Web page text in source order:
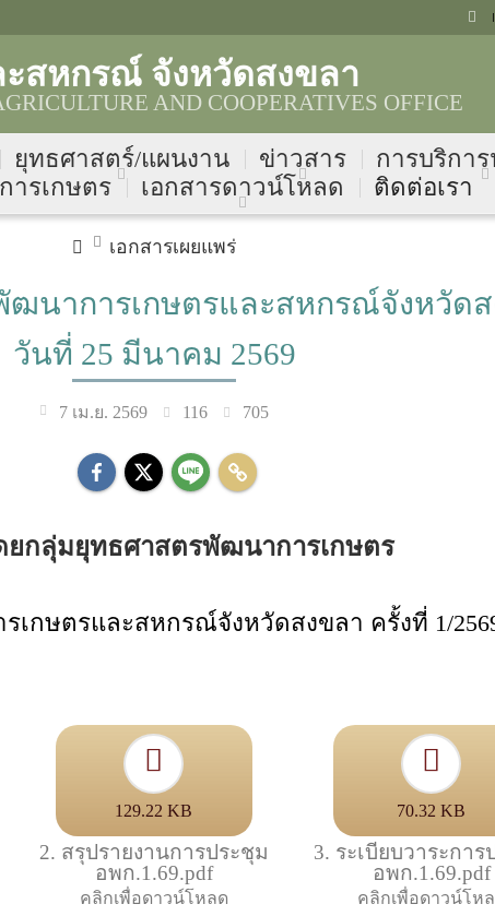
สหกรณ์ จังหวัดสงขลา
AND COOPERATIVES OFFICE
ยุทธศาสตร์/แผนงาน ข่าวสาร
การบริกา
ารเกษตร
เอกสารดาวน์โหลด ติดต่อเรา
เอกสารเผยแพร่
นาการเกษตรและสหกรณ์จังหวัดส
วันที่ 25 มีนาคม 2569
7 เม.ย. 2569 116 705
ยกลุ่มยุทธศาสตรพัฒนาการเกษตร
กษตรและสหกรณ์จังหวัดสงขลา ครั้งที่ 1/
129.22 KB
2. สรุปรายงานการประชุม
อพก.1.69.pdf
คลิกเพื่อดาวน์โหลด
70.32 KB
3. ระเบียบวาระการ
อพก.1.69.pdf
คลิกเพื่อดาวน์โห